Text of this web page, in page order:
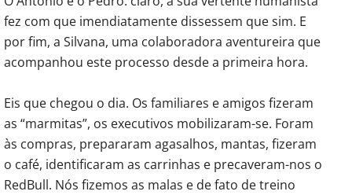
fez com que imendiatamente dissessem que sim. E
por fim, a Silvana, uma colaboradora aventureira que
acompanhou este processo desde a primeira hora.
Eis que chegou o dia. Os familiares e amigos fizeram
as “marmitas”, os executivos mobilizaram-se. Foram
às compras, prepararam agasalhos, mantas, fizeram
o café, identificaram as carrinhas e precaveram-nos o
RedBull. Nós fizemos as malas e de fato de treino